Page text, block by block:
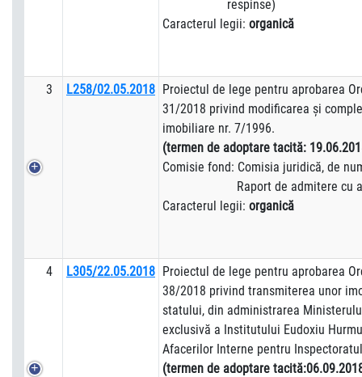
respinse)
Caracterul legii: organică
3 L258/02.05.2018 Proiectul de lege pentru aprobarea
31/2018 privind modificarea şi
imobiliare nr. 7/1996.
(termen de adoptare tacită:
Comisie fond: Comisia juridică, de
Raport de admitere cu
Caracterul legii: organică
4 L305/22.05.2018 Proiectul de lege pentru aprobarea
38/2018 privind transmiterea unor
statului, din administrarea
exclusivă a Institutului Eudoxiu
Afacerilor Interne pentru
(termen de adoptare